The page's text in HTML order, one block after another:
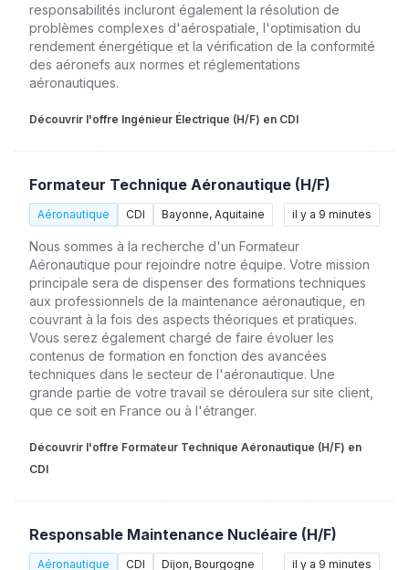
responsabilités incluront également la résolution de
problèmes complexes d'aérospatiale, l'optimisation du
rendement énergétique et la vérification de la conformité
des aéronefs aux normes et réglementations
aéronautiques.
Découvrir l'offre Ingénieur Électrique (H/F) en CDI
Formateur Technique Aéronautique (H/F)
Aéronautique CDI Bayonne, Aquitaine il y a 9 minutes
Nous sommes à la recherche d'un Formateur
Aéronautique pour rejoindre notre équipe. Votre mission
principale sera de dispenser des formations techniques
aux professionnels de la maintenance aéronautique, en
couvrant à la fois des aspects théoriques et pratiques.
Vous serez également chargé de faire évoluer les
contenus de formation en fonction des avancées
techniques dans le secteur de l'aéronautique. Une
grande partie de votre travail se déroulera sur site client,
que ce soit en France ou à l'étranger.
Découvrir l'offre Formateur Technique Aéronautique (H/F) en
CDI
Responsable Maintenance Nucléaire (H/F)
Aéronautique CDI Dijon, Bourgogne il y a 9 minutes